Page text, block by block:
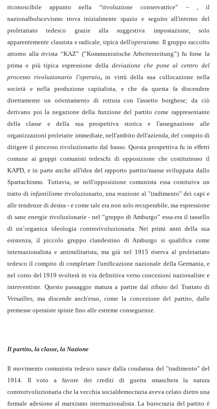
riconoscibile appunto nella “rivoluzione conservatrice” – , il
nazionalbolscevismo trova inizialmente spazio e seguito all'interno del
proletariato tedesco grazie alla suggestiva impostazione, solo
apparentemente classista e radicale, tipica dell'operaismo. Il gruppo raccolto
attorno alla rivista “KAZ” (“Kommunistische Arbeiterzeitung”) fu forse la
prima e più tipica espressione della deviazione che pone al centro del
processo rivoluzionario l'operaio,in virtù della sua collocazione nella
società e nella produzione capitalista, e che da questa fa discendere
direttamente un orientamento di rottura con l'assetto borghese; da ciò
derivano poi la negazione della funzione del partito come rappresentante
della classe e della sua prospettiva storica e l'assegnazione alle
organizzazioni proletarie immediate, nell'ambito dell'azienda, del compito di
dirigere il processo rivoluzionario dal basso. Questa prospettiva fu in effetti
comune ai gruppi comunisti tedeschi di opposizione che costituirono il
KAPD, e in parte anche all'idea del rapporto partito/masse sviluppata dallo
Spartachismo. Tuttavia, se nell'opposizione comunista essa costituiva un
tratto di infantilismo rivoluzionario, una reazione al "tradimento" dei capi e
alle tendenze di destra - e come tale era non solo recuperabile, ma espressione
di sane energie rivoluzionarie - nel “gruppo di Amburgo” essa era il tassello
di un’organica ideologia controrivoluzionaria. Nei primi anni della sua
esistenza, il piccolo gruppo clandestino di Amburgo si qualifica come
internazionalista e antimilitarista, ma già nel 1915 riserva al proletariato
tedesco il compito di completare l'unificazione nazionale della Germania, e
nel corso del 1919 svolterà in via definitiva verso concezioni nazionaliste e
interventiste. Questo passaggio matura a partire dal rifiuto del Trattato di
Versailles, ma discende anch'esso, come la concezione del partito, dalle
premesse operaiste spinte fino alle estreme conseguenze.
Il partito, la classe, la Nazione
Il movimento comunista tedesco nasce dalla condanna del "tradimento" del
1914. Il voto a favore dei crediti di guerra smaschera la natura
controrivoluzionaria che la vecchia socialdemocrazia aveva celato dietro una
formale adesione al marxismo internazionalista. La burocrazia del partito è